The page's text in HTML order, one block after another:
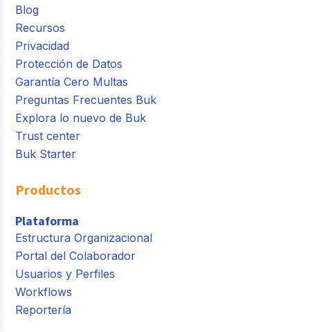
Blog
Recursos
Privacidad
Protección de Datos
Garantía Cero Multas
Preguntas Frecuentes Buk
Explora lo nuevo de Buk
Trust center
Buk Starter
Productos
Plataforma
Estructura Organizacional
Portal del Colaborador
Usuarios y Perfiles
Workflows
Reportería